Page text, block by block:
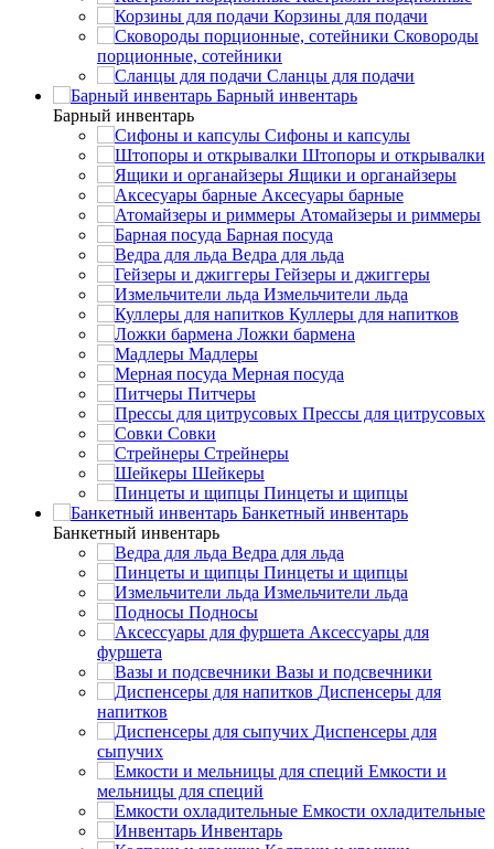
Корзины для подачи
Сковороды
порционные, сотейники
Сланцы для подачи
Барный инвентарь
Барный инвентарь
Сифоны и капсулы
Штопоры и открывалки
Ящики и органайзеры
Аксесуары барные
Атомайзеры и риммеры
Барная посуда
Ведра для льда
Гейзеры и джиггеры
Измельчители льда
Куллеры для напитков
Ложки бармена
Мадлеры
Мерная посуда
Питчеры
Прессы для цитрусовых
Совки
Стрейнеры
Шейкеры
Пинцеты и щипцы
Банкетный инвентарь
Банкетный инвентарь
Ведра для льда
Пинцеты и щипцы
Измельчители льда
Подносы
Аксессуары для
фуршета
Вазы и подсвечники
Диспенсеры для
напитков
Диспенсеры для
сыпучих
Емкости и
мельницы для специй
Емкости охладительные
Инвентарь